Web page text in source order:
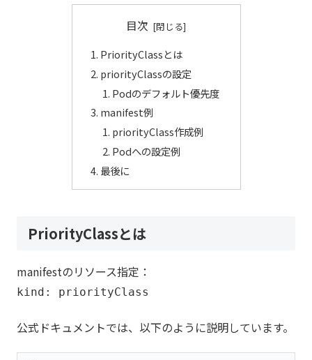
目次
PriorityClassとは
priorityClassの設定
Podのデフォルト優先度
manifest例
priorityClass作成例
Podへの設定例
最後に
PriorityClassとは
manifestのリソース指定：
kind: priorityClass
公式ドキュメントでは、以下のように説明しています。